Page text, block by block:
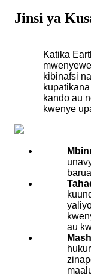
Jinsi ya
Katika
mwenyewe
kibinafsi na
kupatikana
kando au
kwenye
barua
au